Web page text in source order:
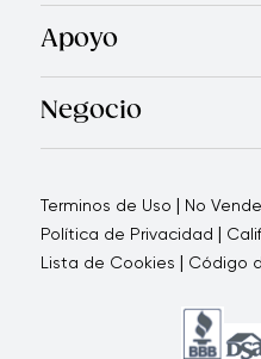
RecetasBlogRoyal TV
Apoyo
ContáctanosQuienes
Negocio
Por qué elegirnosCómo
Terminos de Uso | No
Política de Privacidad |
Lista de Cookies | Código